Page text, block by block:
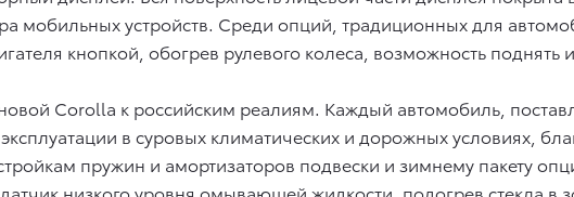
мобильных устройств. Среди опций, традиционных для
кнопкой, обогрев рулевого колеса, возможность
Corolla к российским реалиям. Каждый автомобиль,
в суровых климатических и дорожных условиях,
пружин и амортизаторов подвески и зимнему пакету